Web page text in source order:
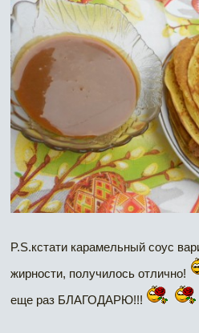
P.S.кстати карамельный соус
жирности, получилось отлично!
еще раз БЛАГОДАРЮ!!!